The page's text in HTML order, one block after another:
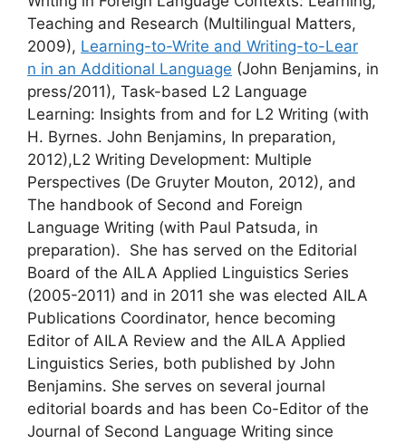
Teaching and Research (Multilingual Matters,
2009), Learning-to-Write and Writing-to-Lear
n in an Additional Language (John Benjamins, in
press/2011), Task-based L2 Language
Learning: Insights from and for L2 Writing (with
H. Byrnes. John Benjamins, In preparation,
2012),L2 Writing Development: Multiple
Perspectives (De Gruyter Mouton, 2012), and
The handbook of Second and Foreign
Language Writing (with Paul Patsuda, in
preparation). She has served on the Editorial
Board of the AILA Applied Linguistics Series
(2005-2011) and in 2011 she was elected AILA
Publications Coordinator, hence becoming
Editor of AILA Review and the AILA Applied
Linguistics Series, both published by John
Benjamins. She serves on several journal
editorial boards and has been Co-Editor of the
Journal of Second Language Writing since